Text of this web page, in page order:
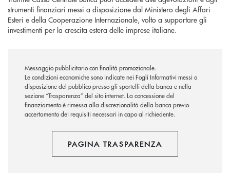
strumenti finanziari messi a disposizione dal Ministero degli Affari
Esteri e della Cooperazione Internazionale, volto a supportare gli
investimenti per la crescita estera delle imprese italiane.
Messaggio pubblicitario con finalità promozionale.
Le condizioni economiche sono indicate nei Fogli Informativi messi a
disposizione del pubblico presso gli sportelli della banca e nella
sezione “Trasparenza” del sito internet.La concessione del
finanziamento è rimessa alla discrezionalità della banca previo
accertamento dei requisiti necessari in capo al richiedente.
PAGINA TRASPARENZA